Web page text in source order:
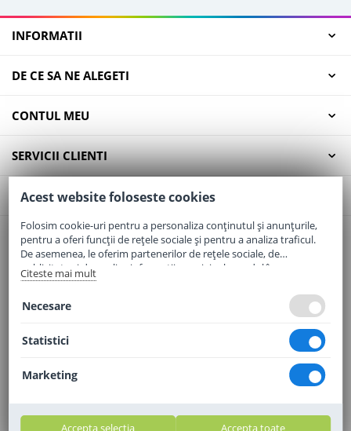
INFORMATII
DE CE SA NE ALEGETI
CONTUL MEU
SERVICII CLIENTI
CONTACT
Email:office@elaptepraf.ro
Telefon:0745-964-449
Adresa:Sos. Borsului, Nr. 20, Oradea, Jud. Bihor
Acest website foloseste cookies
Folosim cookie-uri pentru a personaliza conținutul și anunțurile,
pentru a oferi funcții de rețele sociale și pentru a analiza traficul.
De asemenea, le oferim partenerilor de rețele sociale, de
publicitate și de analize informații cu privire la modul în care
folosiți site-ul nostru. Aceștia le pot combina cu alte informații
Citeste mai mult
Necesare
Statistici
Marketing
Accepta selectia Accepta toate